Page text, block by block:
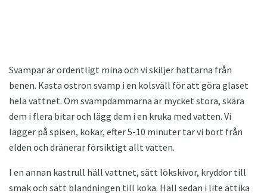
Svampar är ordentligt mina och vi skiljer hattarna från
benen. Kasta ostron svamp i en kolsväll för att göra glaset
hela vattnet. Om svampdammarna är mycket stora, skära
dem i flera bitar och lägg dem i en kruka med vatten. Vi
lägger på spisen, kokar, efter 5-10 minuter tar vi bort från
elden och dränerar försiktigt allt vatten.
I en annan kastrull häll vattnet, sätt lökskivor, kryddor till
smak och sätt blandningen till koka. Häll sedan i lite ättika